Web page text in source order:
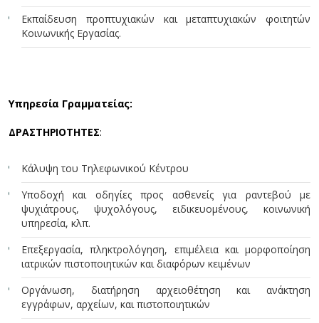
Εκπαίδευση προπτυχιακών και μεταπτυχιακών φοιτητών
Κοινωνικής Εργασίας.
Υπηρεσία Γραμματείας:
ΔΡΑΣΤΗΡΙΟΤΗΤΕΣ:
Κάλυψη του Τηλεφωνικού Κέντρου
Υποδοχή και οδηγίες προς ασθενείς για ραντεβού με
ψυχιάτρους, ψυχολόγους, ειδικευομένους, κοινωνική
υπηρεσία, κλπ.
Επεξεργασία, πληκτρολόγηση, επιμέλεια και μορφοποίηση
ιατρικών πιστοποιητικών και διαφόρων κειμένων
Οργάνωση, διατήρηση αρχειοθέτηση και ανάκτηση
εγγράφων, αρχείων, και πιστοποιητικών